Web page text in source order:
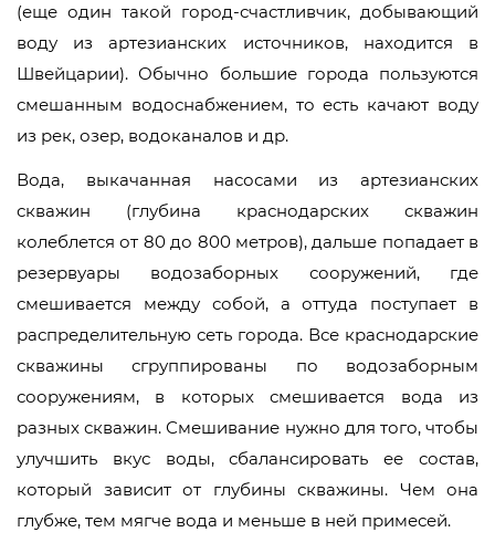
(еще один такой город-счастливчик, добывающий
воду из артезианских источников, находится в
Швейцарии). Обычно большие города пользуются
смешанным водоснабжением, то есть качают воду
из рек, озер, водоканалов и др.
Вода, выкачанная насосами из артезианских
скважин (глубина краснодарских скважин
колеблется от 80 до 800 метров), дальше попадает в
резервуары водозаборных сооружений, где
смешивается между собой, а оттуда поступает в
распределительную сеть города. Все краснодарские
скважины сгруппированы по водозаборным
сооружениям, в которых смешивается вода из
разных скважин. Смешивание нужно для того, чтобы
улучшить вкус воды, сбалансировать ее состав,
который зависит от глубины скважины. Чем она
глубже, тем мягче вода и меньше в ней примесей.